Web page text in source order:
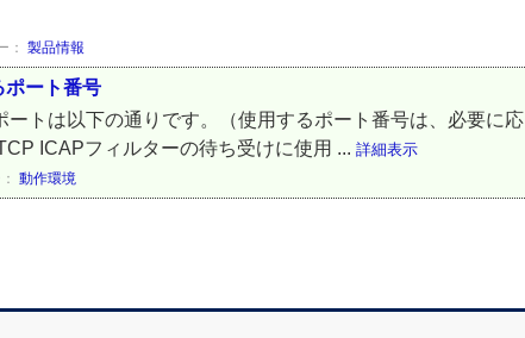
： 製品情報
ート番号
ートは以下の通りです。（使用するポート番号は、必要
ICAPフィルターの待ち受けに使用 ... 詳細表示
動作環境